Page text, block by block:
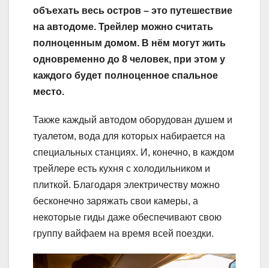
объехать весь остров – это путешествие
на автодоме. Трейлер можно считать
полноценным домом. В нём могут жить
одновременно до 8 человек, при этом у
каждого будет полноценное спальное
место.
Также каждый автодом оборудован душем и
туалетом, вода для которых набирается на
специальных станциях. И, конечно, в каждом
трейлере есть кухня с холодильником и
плиткой. Благодаря электричеству можно
бесконечно заряжать свои камеры, а
некоторые гиды даже обеспечивают свою
группу вайфаем на время всей поездки.